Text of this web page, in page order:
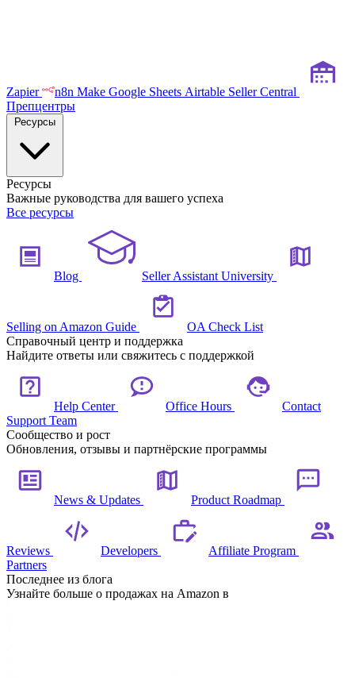
Zapier n8n Make Google Sheets Airtable Seller Central
Препцентры
Ресурсы
Важные руководства для вашего успеха
Все ресурсы
Blog Seller Assistant University
Selling on Amazon Guide
OA Check List
Справочный центр и поддержка
Найдите ответы или свяжитесь с поддержкой
Help Center Office Hours
Contact
Support Team
Сообщество и рост
Обновления, отзывы и партнёрские программы
News & Updates Product Roadmap
Reviews Developers
Affiliate Program
Partners
Последнее из блога
Узнайте больше о продажах на Amazon в